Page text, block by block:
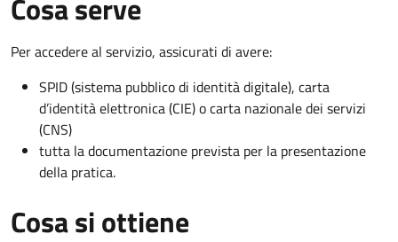
Per accedere al servizio, assicurati di avere:
SPID (sistema pubblico di identità digitale), carta
d’identità elettronica (CIE) o carta nazionale dei servizi
(CNS)
tutta la documentazione prevista per la presentazione
della pratica.
Cosa si ottiene